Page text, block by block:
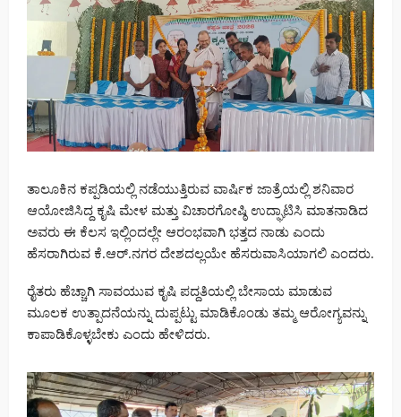
ತಾಲೂಕಿನ ಕಪ್ಪಡಿಯಲ್ಲಿ ನಡೆಯುತ್ತಿರುವ ವಾರ್ಷಿಕ‌ ಜಾತ್ರೆಯಲ್ಲಿ ಶನಿವಾರ
ಆಯೋಜಿಸಿದ್ದ ಕೃಷಿ ಮೇಳ ಮತ್ತು ವಿಚಾರಗೋಷ್ಠಿ ಉದ್ಘಾಟಿಸಿ ಮಾತನಾಡಿದ
ಅವರು ಈ ಕೆಲಸ ಇಲ್ಲಿಂದಲ್ಲೇ ಆರಂಭವಾಗಿ ಭತ್ತದ ನಾಡು ಎಂದು
ಹೆಸರಾಗಿರುವ ಕೆ.ಆರ್.ನಗರ ದೇಶದಲ್ಲಯೇ ಹೆಸರುವಾಸಿಯಾಗಲಿ ಎಂದರು.
ರೈತರು ಹೆಚ್ಚಾಗಿ ಸಾವಯುವ ಕೃಷಿ‌ ಪದ್ದತಿಯಲ್ಲಿ ಬೇಸಾಯ ಮಾಡುವ
ಮೂಲಕ ಉತ್ಪಾದನೆಯನ್ನು ದುಪ್ಪಟ್ಟು ಮಾಡಿಕೊಂಡು ತಮ್ಮ ಆರೋಗ್ಯವನ್ನು
ಕಾಪಾಡಿಕೊಳ್ಳಬೇಕು ಎಂದು ಹೇಳಿದರು.